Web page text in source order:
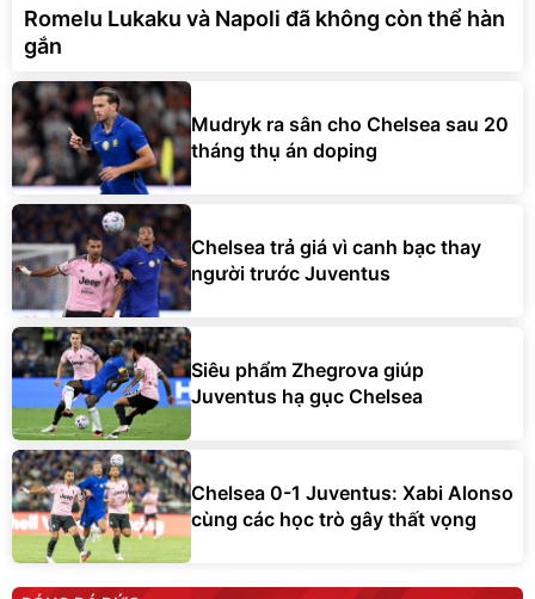
Romelu Lukaku và Napoli đã không còn thể hàn
gắn
Mudryk ra sân cho Chelsea sau 20
tháng thụ án doping
Chelsea trả giá vì canh bạc thay
người trước Juventus
Siêu phẩm Zhegrova giúp
Juventus hạ gục Chelsea
Chelsea 0-1 Juventus: Xabi Alonso
cùng các học trò gây thất vọng